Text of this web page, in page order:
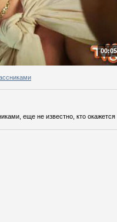
еще не известно, кто окажется